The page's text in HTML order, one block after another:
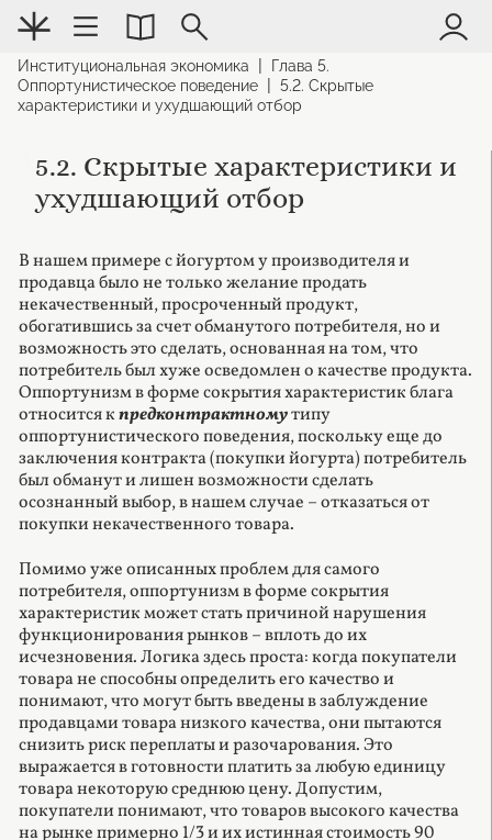
Институциональная экономика
Глава 5.
Оппортунистическое поведение
5.2. Скрытые
характеристики и ухудшающий отбор
5.2. Скрытые характеристики и
ухудшающий отбор
В нашем примере с йогуртом у производителя и
продавца было не только желание продать
некачественный, просроченный продукт,
обогатившись за счет обманутого потребителя, но и
возможность это сделать, основанная на том, что
потребитель был хуже осведомлен о качестве продукта.
Оппортунизм в форме сокрытия характеристик блага
относится кпредконтрактномутипу
оппортунистического поведения, поскольку еще до
заключения контракта (покупки йогурта) потребитель
был обманут и лишен возможности сделать
осознанный выбор, в нашем случае – отказаться от
покупки некачественного товара.
Помимо уже описанных проблем для самого
потребителя, оппортунизм в форме сокрытия
характеристик может стать причиной нарушения
функционирования рынков – вплоть до их
исчезновения. Логика здесь проста: когда покупатели
товара не способны определить его качество и
понимают, что могут быть введены в заблуждение
продавцами товара низкого качества, они пытаются
снизить риск переплаты и разочарования. Это
выражается в готовности платить за любую единицу
товара некоторую среднюю цену. Допустим,
покупатели понимают, что товаров высокого качества
на рынке примерно 1/3 и их истинная стоимость 90